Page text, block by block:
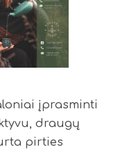
įprasminti
draugų
pirties